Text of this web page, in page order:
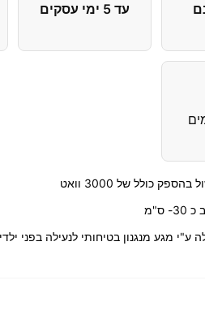
עד 5 ימי עסקים
ס"מ
ע"י מגע מנגנון בטיחותי לנעילה בפני